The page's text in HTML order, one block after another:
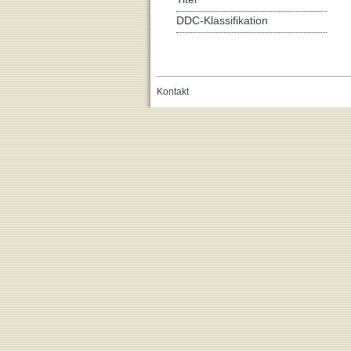
DDC-Klassifikation
Kontakt